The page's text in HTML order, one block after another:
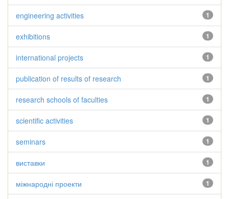
1
engineering activities
1
exhibitions
1
international projects
1
publication of results of research
1
research schools of faculties
1
scientific activities
1
seminars
1
виставки
1
міжнародні проекти